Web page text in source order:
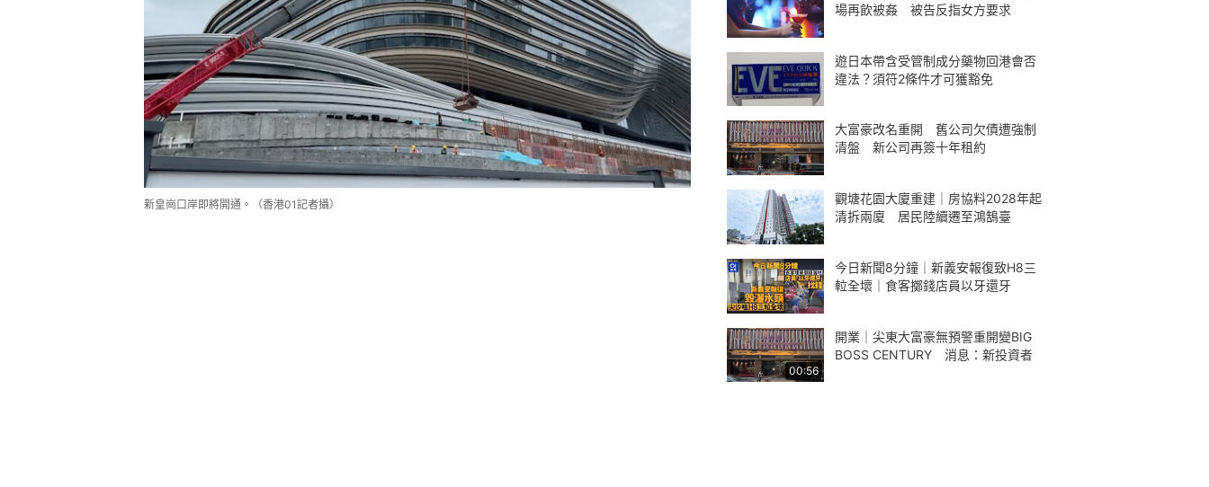
新皇崗口岸即將開通。（香港01記者攝）
場再飲被姦 被告反指女方要求
遊日本帶含受管制成分藥物回港會否
違法？須符2條件才可獲豁免
大富豪改名重開 舊公司欠債遭強制
清盤 新公司再簽十年租約
觀塘花園大廈重建｜房協料2028年起
清拆兩廈 居民陸續遷至鴻鵠臺
今日新聞8分鐘｜新義安報復致H8三
𨋢全壞｜食客擲錢店員以牙還牙
00:56
開業｜尖東大富豪無預警重開變BIG
BOSS CENTURY 消息：新投資者